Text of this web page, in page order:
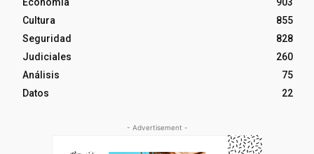
Cultura
855
Seguridad
828
Judiciales
260
Análisis
75
Datos
22
- Advertisement -